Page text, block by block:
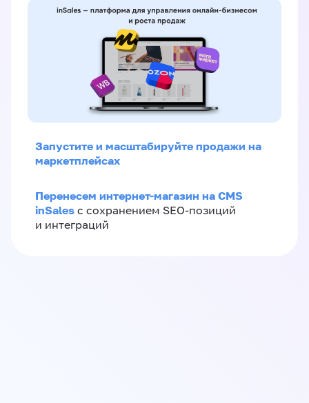
Запустите и масштабируйте продажи на
маркетплейсах
Перенесем интернет-магазин на CMS
inSales с сохранением SEO-позиций
и интеграций